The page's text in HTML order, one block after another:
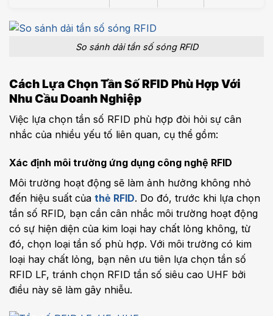
So sánh dải tần số sóng RFID
Cách Lựa Chọn Tần Số RFID Phù Hợp Với
Nhu Cầu Doanh Nghiệp
Việc lựa chọn tần số RFID phù hợp đòi hỏi sự cân
nhắc của nhiều yếu tố liên quan, cụ thể gồm:
Xác định môi trường ứng dụng công nghệ RFID
Môi trường hoạt động sẽ làm ảnh hưởng không nhỏ
đến hiệu suất của thẻ RFID. Do đó, trước khi lựa chọn
tần số RFID, bạn cần cân nhắc môi trường hoạt động
có sự hiện diện của kim loại hay chất lỏng không, từ
đó, chọn loại tần số phù hợp. Với môi trường có kim
loại hay chất lỏng, bạn nên ưu tiên lựa chọn tần số
RFID LF, tránh chọn RFID tần số siêu cao UHF bởi
điều này sẽ làm gây nhiễu.